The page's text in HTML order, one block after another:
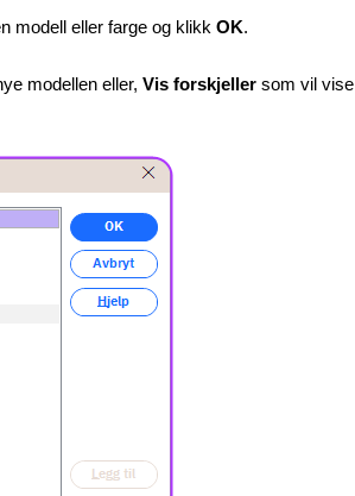
modell eller farge og klikkOK.
modellen eller,Vis forskjellersom vil vise